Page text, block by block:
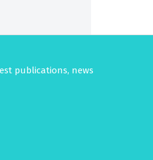
publications, news